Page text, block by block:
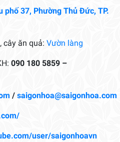
phố 37, Phường Thủ Đức, TP.
cây ăn quả: Vườn làng
090 180 5859 –
/ saigonhoa@saigonhoa.com
user/saigonhoavn